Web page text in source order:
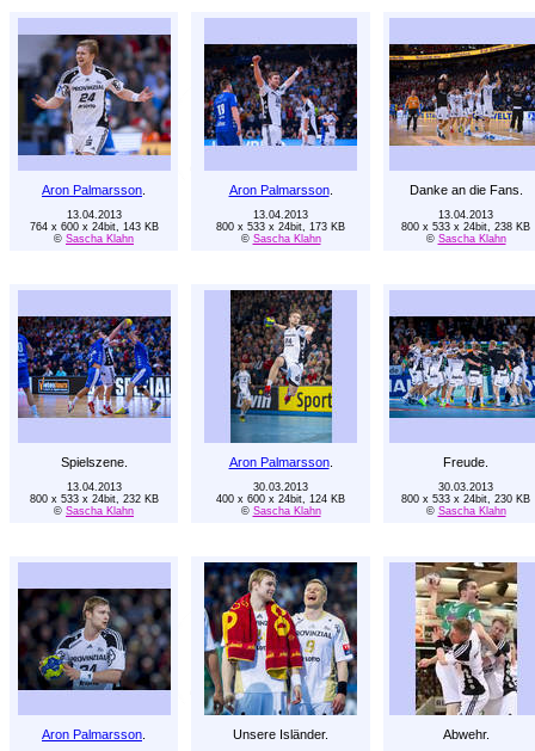
Aron Palmarsson Aron Palmarsson. Danke an die Fans.
13.04.2013
764 x 600 x 24bit, 143 KB
© Sascha Klahn
13.04.2013
800 x 533 x 24bit, 173 KB
© Sascha Klahn
13.04.2013
800 x 533 x 24bit, 238 KB
© Sascha Klahn
Spielszene. Aron Palmarsson. Freude.
13.04.2013
800 x 533 x 24bit, 232 KB
© Sascha Klahn
30.03.2013
400 x 600 x 24bit, 124 KB
© Sascha Klahn
30.03.2013
800 x 533 x 24bit, 230 KB
© Sascha Klahn
Aron Palmarsson Unsere Isländer. Abwehr.